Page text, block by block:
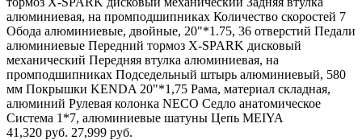
алюминиевая, на промподшипниках Количество скоростей 7
Обода алюминиевые, двойные, 20"*1.75, 36 отверстий Педали
алюминиевые Передний тормоз X-SPARK дисковый
механический Передняя втулка алюминиевая, на
промподшипниках Подседельный штырь алюминиевый, 580
мм Покрышки KENDA 20"*1,75 Рама, материал складная,
алюминий Рулевая колонка NECO Седло анатомическое
Система 1*7, алюминиевые шатуны Цепь MEIYA
41,320 руб. 27,999 руб.